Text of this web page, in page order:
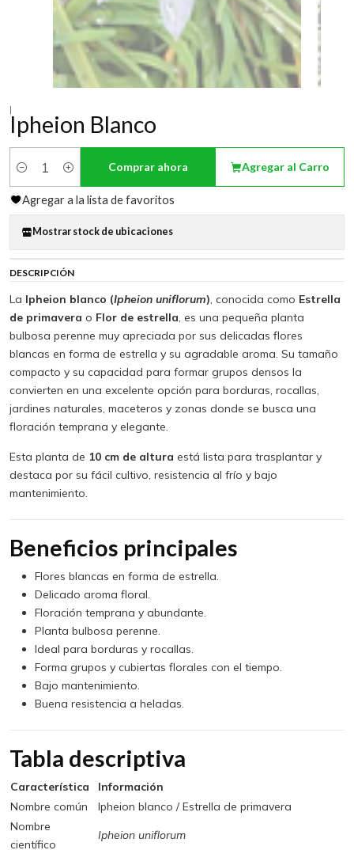
|
Ipheion Blanco
Cantidad
Agregar al Carro
Comprar ahora
Agregar a la lista de favoritos
Mostrar stock de ubicaciones
DESCRIPCIÓN
La Ipheion blanco (Ipheion uniflorum) , conocida como Estrella
de primavera o Flor de estrella , es una pequeña planta
bulbosa perenne muy apreciada por sus delicadas flores
blancas en forma de estrella y su agradable aroma. Su tamaño
compacto y su capacidad para formar grupos densos la
convierten en una excelente opción para borduras, rocallas,
jardines naturales, maceteros y zonas donde se busca una
floración temprana y elegante.
Esta planta de 10 cm de altura está lista para trasplantar y
destaca por su fácil cultivo, resistencia al frío y bajo
mantenimiento.
Beneficios principales
Flores blancas en forma de estrella.
Delicado aroma floral.
Floración temprana y abundante.
Planta bulbosa perenne.
Ideal para borduras y rocallas.
Forma grupos y cubiertas florales con el tiempo.
Bajo mantenimiento.
Buena resistencia a heladas.
Tabla descriptiva
Característica
Información
Nombre común
Ipheion blanco / Estrella de primavera
Nombre
científico
Ipheion uniflorum